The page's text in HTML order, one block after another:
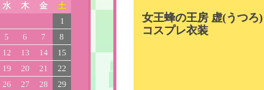
女王蜂の王房 虚(うつろ
コスプレ衣装
水 木 金 土
1
5 6 7
8
12 13 14
15
19 20 21
22
26 27 28
29